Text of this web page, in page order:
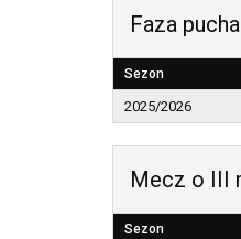
Faza
Sezon
2025/2026
Mecz o III
Sezon